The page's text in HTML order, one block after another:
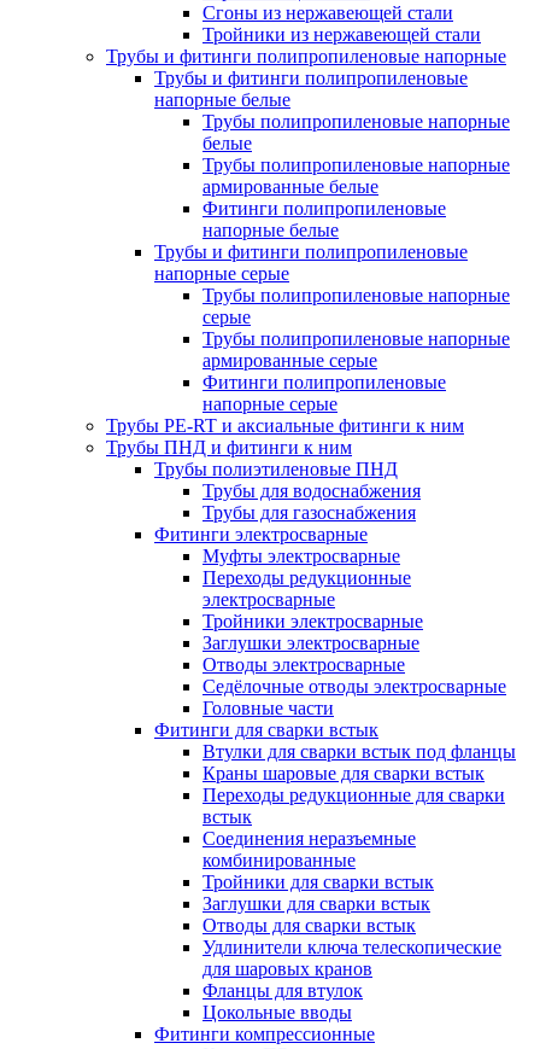
Сгоны из нержавеющей стали
Тройники из нержавеющей стали
Трубы и фитинги полипропиленовые напорные
Трубы и фитинги полипропиленовые
напорные белые
Трубы полипропиленовые напорные
белые
Трубы полипропиленовые напорные
армированные белые
Фитинги полипропиленовые
напорные белые
Трубы и фитинги полипропиленовые
напорные серые
Трубы полипропиленовые напорные
серые
Трубы полипропиленовые напорные
армированные серые
Фитинги полипропиленовые
напорные серые
Трубы PE-RT и аксиальные фитинги к ним
Трубы ПНД и фитинги к ним
Трубы полиэтиленовые ПНД
Трубы для водоснабжения
Трубы для газоснабжения
Фитинги электросварные
Муфты электросварные
Переходы редукционные
электросварные
Тройники электросварные
Заглушки электросварные
Отводы электросварные
Седёлочные отводы электросварные
Головные части
Фитинги для сварки встык
Втулки для сварки встык под фланцы
Краны шаровые для сварки встык
Переходы редукционные для сварки
встык
Соединения неразъемные
комбинированные
Тройники для сварки встык
Заглушки для сварки встык
Отводы для сварки встык
Удлинители ключа телескопические
для шаровых кранов
Фланцы для втулок
Цокольные вводы
Фитинги компрессионные